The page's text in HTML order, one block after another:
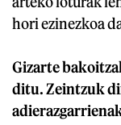
hori ezinezkoa
Gizarte
ditu. Zeintzuk